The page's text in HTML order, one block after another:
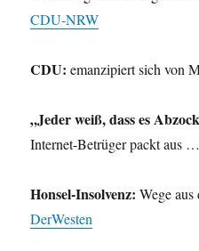
CDU-NRW
CDU: emanzipiert sich von
„Jeder weiß, dass es
Internet-Betrüger packt aus
Honsel-Insolvenz: Wege
DerWesten